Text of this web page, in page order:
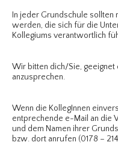
In jeder Grundschule sollten
werden, die sich für die
Kollegiums verantwortlich
Wir bitten dich/Sie, geeignet
anzusprechen.
Wenn die KollegInnen
entprechende e-Mail an die
und dem Namen ihrer
bzw. dort anrufen (0178 –